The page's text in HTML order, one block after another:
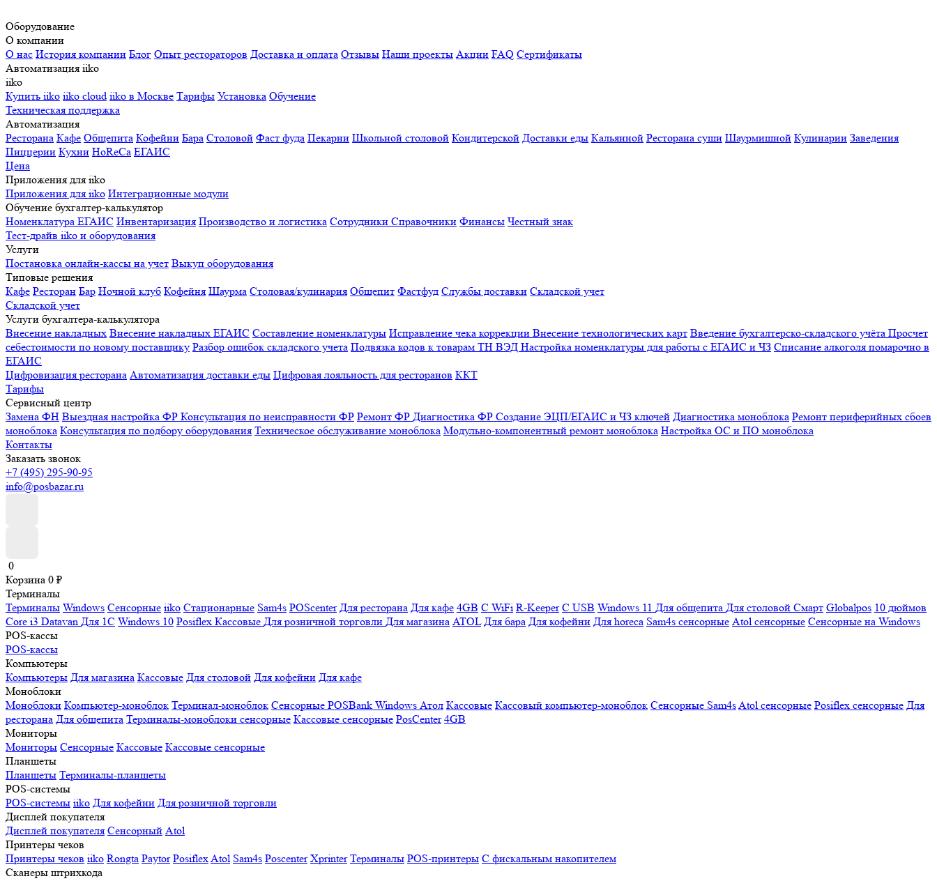
Оборудование
О компании
О нас История компании Блог Опыт рестораторов Доставка и оплата Отзывы Наши проекты Акции FAQ Сертификаты
Автоматизация iiko
iiko
Купить iiko iiko cloud iiko в Москве Тарифы Установка Обучение
Техническая поддержка
Автоматизация
Ресторана Кафе Общепита Кофейни Бара Столовой Фаст фуда Пекарни Школьной столовой Кондитерской Доставки еды Кальянной Ресторана суши Шаурмишной Кулинарии Заведения
Пиццерии Кухни HoReCa ЕГАИС
Цена
Приложения для iiko
Приложения для iiko Интеграционные модули
Обучение бухгалтер-калькулятор
Номенклатура ЕГАИС Инвентаризация Производство и логистика Сотрудники Справочники Финансы Честный знак
Тест-драйв iiko и оборудования
Услуги
Постановка онлайн-кассы на учет Выкуп оборудования
Типовые решения
Кафе Ресторан Бар Ночной клуб Кофейня Шаурма Столовая/кулинария Общепит Фастфуд Службы доставки Складской учет
Складской учет
Услуги бухгалтера-калькулятора
Внесение накладных Внесение накладных ЕГАИС Составление номенклатуры Исправление чека коррекции Внесение технологических карт Введение бухгалтерско-складского учёта Просчет
себестоимости по новому поставщику Разбор ошибок складского учета Подвязка кодов к товарам ТН ВЭД Настройка номенклатуры для работы с ЕГАИС и ЧЗ Списание алкоголя помарочно в
ЕГАИС
Цифровизация ресторана Автоматизация доставки еды Цифровая лояльность для ресторанов ККТ
Тарифы
Сервисный центр
Замена ФН Выездная настройка ФР Консультация по неисправности ФР Ремонт ФР Диагностика ФР Создание ЭЦП/ЕГАИС и ЧЗ ключей Диагностика моноблока Ремонт периферийных сбоев
моноблока Консультация по подбору оборудования Техническое обслуживание моноблока Модульно-компонентный ремонт моноблока Настройка ОС и ПО моноблока
Контакты
Заказать звонок
+7 (495) 295-90-95
info@posbazar.ru
0
Корзина 0 ₽
Терминалы
Терминалы Windows Сенсорные iiko Стационарные Sam4s POScenter Для ресторана Для кафе 4GB С WiFi R-Keeper С USB Windows 11 Для общепита Для столовой Смарт Globalpos 10 дюймов
Core i3 Datavan Для 1С Windows 10 Posiflex Кассовые Для розничной торговли Для магазина ATOL Для бара Для кофейни Для horeca Sam4s сенсорные Atol сенсорные Сенсорные на Windows
POS-кассы
POS-кассы
Компьютеры
Компьютеры Для магазина Кассовые Для столовой Для кофейни Для кафе
Моноблоки
Моноблоки Компьютер-моноблок Терминал-моноблок Сенсорные POSBank Windows Атол Кассовые Кассовый компьютер-моноблок Сенсорные Sam4sAtol сенсорные Posiflex сенсорные Для
ресторана Для общепита Терминалы-моноблоки сенсорные Кассовые сенсорные PosCenter 4GB
Мониторы
Мониторы Сенсорные Кассовые Кассовые сенсорные
Планшеты
Планшеты Терминалы-планшеты
POS-системы
POS-системы iiko Для кофейни Для розничной торговли
Дисплей покупателя
Дисплей покупателя Сенсорный Atol
Принтеры чеков
Принтеры чеков iiko Rongta Paytor PosiflexAtol Sam4s Poscenter Xprinter Терминалы POS-принтеры С фискальным накопителем
Сканеры штрихкода